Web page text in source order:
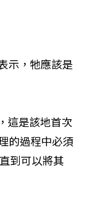
示，牠應該是
這是該地首次
的過程中必須
到可以將其